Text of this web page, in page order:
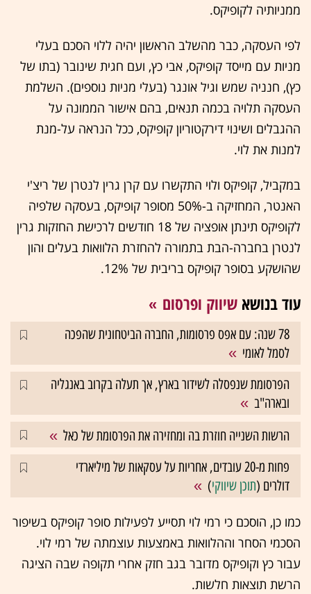
ממניותיה לקופיקס.
לפי העסקה, כבר מהשלב הראשון יהיה ללוי הסכם בעלי
מניות עם מייסד קופיקס, אבי כץ, ועם חגית שינובר (בתו של
כץ), חנניה שמש וגיל אונגר (בעלי מניות נוספים). השלמת
העסקה תלויה בכמה תנאים, בהם אישור הממונה על
ההגבלים ושינוי דירקטוריון קופיקס, ככל הנראה על-מנת
למנות את לוי.
במקביל, קופיקס ולוי התקשרו עם קרן גרין לנטרן של ריצ'י
האנטר, המחזיקה ב-50% מסופר קופיקס, בעסקה שלפיה
לקופיקס תינתן אופציה של 18 חודשים לרכישת החזקות גרין
לנטרן בחברה-הבת בתמורה להחזרת הלוואות בעלים והון
שהושקע בסופר קופיקס בריבית של 12%.
עוד בנושא שיווק ופרסום
78 שנה: עם אפס פרסומות, החברה הביטחונית שהפכה
לסמל לאומי
הפרסומת שנפסלה לשידור בארץ, אך תעלה בקרוב באנגליה
ובארה"ב
הרשות השנייה חוזרת בה ומחזירה את הפרסומת של כאל
פחות מ-20 עובדים, אחריות על עסקאות של מיליארדי
דולרים (תוכן שיווקי)
כמו כן, הוסכם כי רמי לוי תסייע לפעילות סופר קופיקס בשיפור
הסכמי הסחר וההלוואות באמצעות עוצמתה של רמי לוי.
עבור כץ וקופיקס מדובר בגב חזק אחרי תקופה שבה הציגה
הרשת תוצאות חלשות.